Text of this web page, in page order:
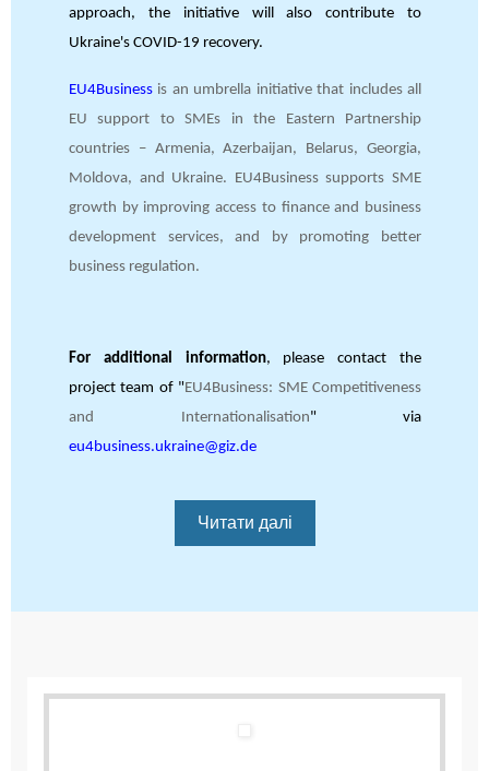
approach, the initiative will also contribute to
Ukraine's COVID-19 recovery.
EU4Business is an umbrella initiative that includes all
EU support to SMEs in the Eastern Partnership
countries – Armenia, Azerbaijan, Belarus, Georgia,
Moldova, and Ukraine. EU4Business supports SME
growth by improving access to finance and business
development services, and by promoting better
business regulation.
For additional information, please contact the
project team of " EU4Business: SME Competitiveness
and Internationalisation" via
eu4business.ukraine@giz.de
Читати далі